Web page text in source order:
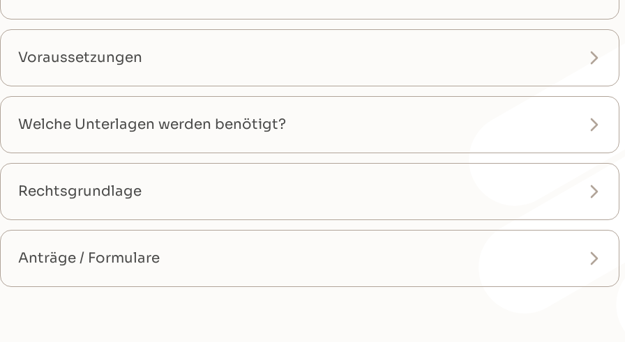
Voraussetzungen
Welche Unterlagen werden benötigt?
Rechtsgrundlage
Anträge / Formulare